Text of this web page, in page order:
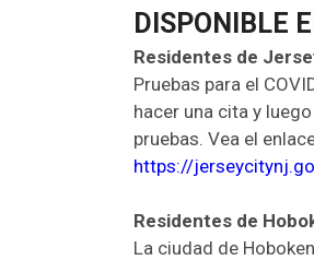
DISPONIBLE
Residentes de
Pruebas para el
hacer una cita y
pruebas. Vea el
https://
Residentes de
La ciudad de